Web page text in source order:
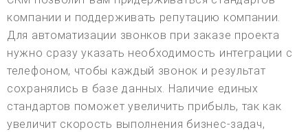
компании и поддерживать репутацию компании.
Для автоматизации звонков при заказе проекта
нужно сразу указать необходимость интеграции с
телефоном, чтобы каждый звонок и результат
сохранялись в базе данных. Наличие единых
стандартов поможет увеличить прибыль, так как
увеличит скорость выполнения бизнес-задач,